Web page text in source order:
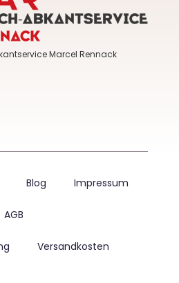
Marcel Rennack
Blog Impressum
AGB
Versandkosten